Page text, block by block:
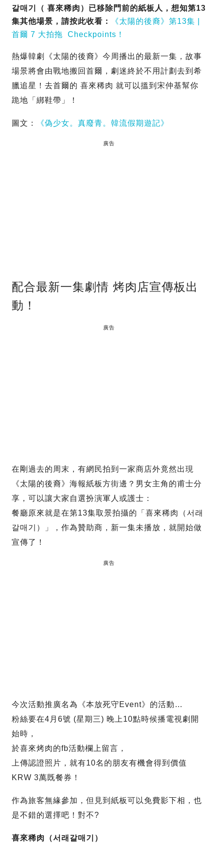
갈매기（ 喜來稀肉）已移除門前的紙板人，想知第13
集其他場景，請按此收看：
《太陽的後裔》第13集 |
首爾 7 大拍拖 Checkpoints！
熱爆韓劇《太陽的後裔》今周播出的最新一集，故事
場景將會由戰地搬回首爾，劇迷終於不用計劃去到希
臘追星！去首爾的 喜來稀肉 就可以搵到宋仲基幫你
跪地「綁鞋帶」！
圖文： 《偽少女。真廢青。韓流假期遊記》
廣告
配合最新一集劇情 烤肉店宣傳板出
動！
廣告
在剛過去的周末，有網民拍到一家商店外竟然出現
《太陽的後裔》海報紙板方街邊？男女主角的甫士分
享，可以讓大家自選扮演軍人或護士：
餐廳原來就是在第13集取景拍攝的「喜來稀肉（서래
갈매기）」，作為贊助商，新一集未播放，就開始做
宣傳了！
廣告
今次活動推廣名為《本放死守Event》的活動…
粉絲要在4月6號 (星期三) 晚上10點時候播電視劇開
始時，
於喜來烤肉的fb活動欄上留言，
上傳認證照片，就有10名的朋友有機會得到價值
KRW 3萬既餐券！
作為旅客無緣參加，但見到紙板可以免費影下相，也
是不錯的選擇吧！對不?
喜來稀肉（서래갈매기）